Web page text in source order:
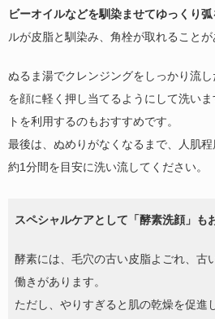
ビーオイルなどを馴染ませてゆっくり
ルが皮脂と馴染み、角栓が取れることが
ぬるま湯でクレンジングをしっかり流
を顔に軽く押し当てるようにして洗い
トを利用するのもおすすめです。
最後は、ぬめりがなくなるまで、人肌程
約1分間を目安に洗い流してください。
スペシャルケアとして「酵素洗顔」も
酵素には、毛穴の古い皮脂よごれ、古
働きがあります。
ただし、やりすぎると肌の乾燥を促進